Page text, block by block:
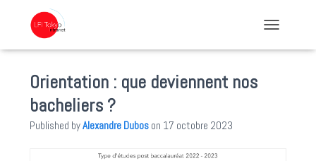
Orientation : que deviennent nos
bacheliers ?
Published byAlexandre Dubos on 17 octobre 2023